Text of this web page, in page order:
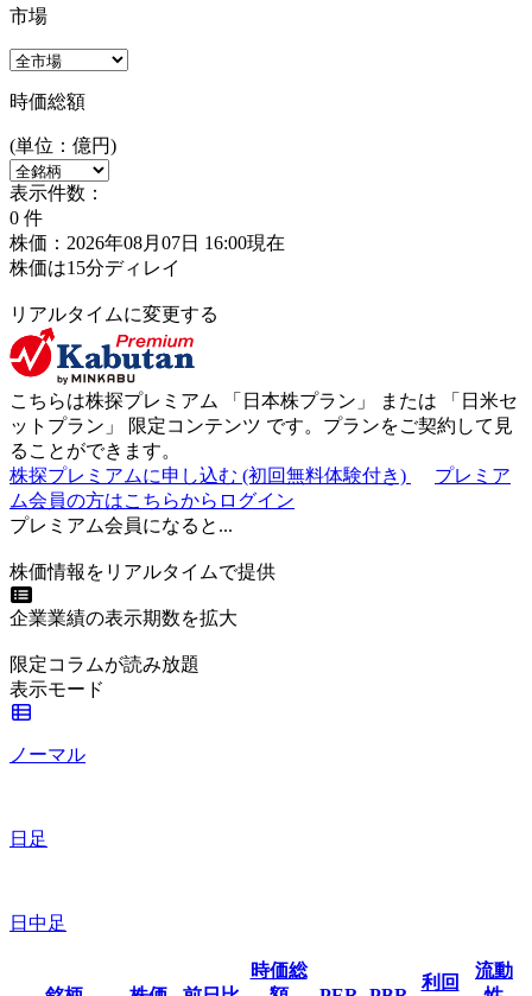
市場
時価総額
(単位：億円)
表示件数：
0 件
株価：2026年08月07日 16:00現在
株価は15分ディレイ
リアルタイムに変更する
こちらは株探プレミアム 「 日本株プラン 」 または 「 日米セ
ットプラン 」 限定コンテンツ です。プランをご契約して見
ることができます。
株探プレミアムに申し込む (初回無料体験付き)
プレミア
ム会員の方はこちらからログイン
プレミアム会員になると...
株価情報をリアルタイムで提供
企業業績の表示期数を拡大
限定コラムが読み放題
表示モード
ノーマル
日足
日中足
時価総
利回
流動